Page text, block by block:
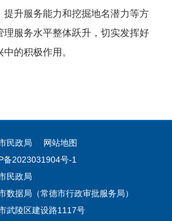
提升服务能力和挖掘地名潜力等方
理服务水平整体跃升，切实发挥好
的积极作用。
民政局
网站地图
备2023031904号-1
民政局
数据局（常德市行政审批服务局）
武陵区建设路1117号